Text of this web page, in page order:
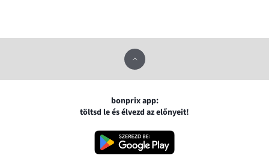
bonprix app:
töltsd le és élvezd az előnyeit!